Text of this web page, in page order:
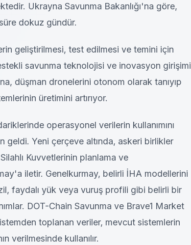
Ukrayna Savunma Bakanlığı'na göre,
dokuz gündür.
geliştirilmesi, test edilmesi ve temini için
savunma teknolojisi ve inovasyon girişimi
düşman dronelerini otonom olarak tanıyıp
üretimini artırıyor.
operasyonel verilerin kullanımını
geldi. Yeni çerçeve altında, askeri birlikler
Kuvvetlerinin planlama ve
iletir. Genelkurmay, belirli İHA modellerini
faydalı yük veya vuruş profili gibi belirli bir
DOT-Chain Savunma ve Brave1 Market
toplanan veriler, mevcut sistemlerin
verilmesinde kullanılır.